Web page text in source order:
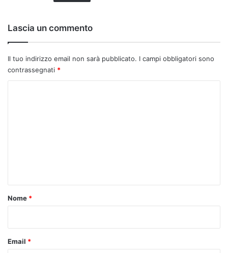
:
Lascia un commento
Il tuo indirizzo email non sarà pubblicato. I campi obbligatori sono
contrassegnati *
o
Nome *
Email *